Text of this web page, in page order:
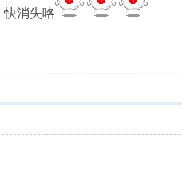
快消失咯